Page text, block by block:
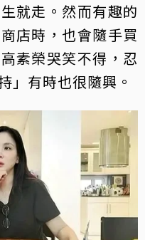
就走。然而有趣的
店時，也會隨手買
素榮哭笑不得，忍
」有時也很隨興。